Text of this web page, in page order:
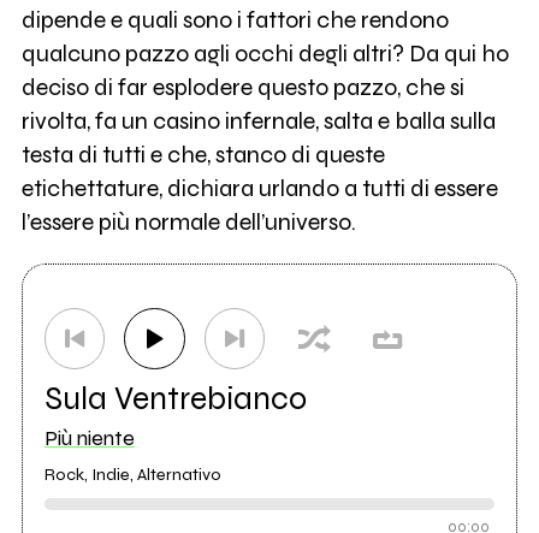
dipende e quali sono i fattori che rendono
qualcuno pazzo agli occhi degli altri? Da qui ho
deciso di far esplodere questo pazzo, che si
rivolta, fa un casino infernale, salta e balla sulla
testa di tutti e che, stanco di queste
etichettature, dichiara urlando a tutti di essere
l’essere più normale dell’universo.
Sula Ventrebianco
Più niente
Rock, Indie, Alternativo
00:00